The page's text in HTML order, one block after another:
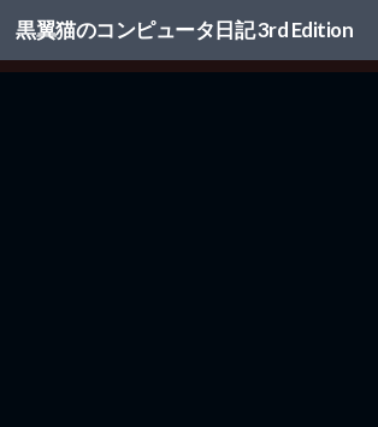
コンテンツへスキップ
黒翼猫のコンピュータ日記 3rd Edition